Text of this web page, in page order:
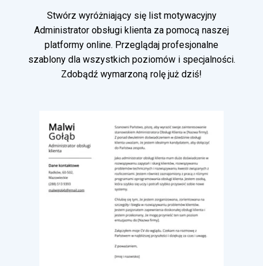
Stwórz wyróżniający się list motywacyjny
Administrator obsługi klienta za pomocą naszej
platformy online. Przeglądaj profesjonalne
szablony dla wszystkich poziomów i specjalności.
Zdobądź wymarzoną rolę już dziś!